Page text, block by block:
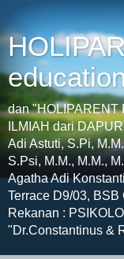
dan "HOLIPARENT
ILMIAH dari
Adi Astuti, S.Pi,
S.Psi, M.M., M.M.,
Agatha Adi
Terrace D9/03, BSB
Rekanan :
"Dr.Constantinus &